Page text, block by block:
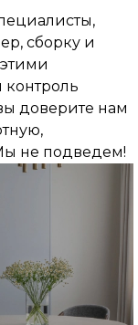
сборку и
контроль
доверите нам
не подведем!